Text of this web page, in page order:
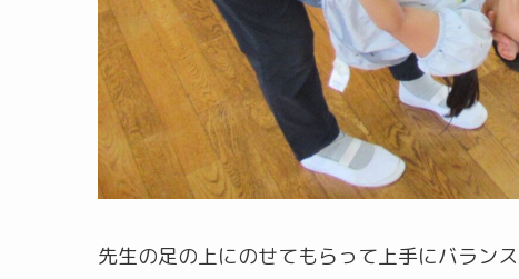
先生の足の上にのせてもらって上手にバラン